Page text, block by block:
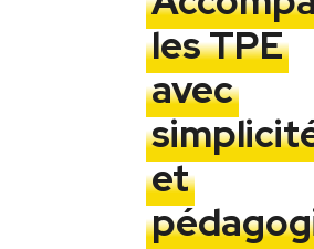
les TPE
avec
et